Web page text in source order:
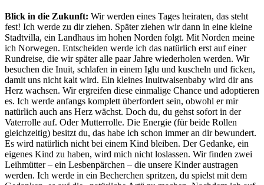
Blick in die Zukunft: Wir werden eines Tages heiraten, das steht
fest! Ich werde zu dir ziehen. Später ziehen wir dann in eine kleine
Stadtvilla, ein Landhaus im hohen Norden folgt. Mit Norden meine
ich Norwegen. Entscheiden werde ich das natürlich erst auf einer
Rundreise, die wir später alle paar Jahre wiederholen werden. Wir
besuchen die Inuit, schlafen in einem Iglu und kuscheln und ficken,
damit uns nicht kalt wird. Ein kleines Inuitwaisenbaby wird dir ans
Herz wachsen. Wir ergreifen diese einmalige Chance und adoptieren
es. Ich werde anfangs komplett überfordert sein, obwohl er mir
natürlich auch ans Herz wächst. Doch du, du gehst sofort in der
Vaterrolle auf. Oder Mutterrolle. Die Energie (für beide Rollen
gleichzeitig) besitzt du, das habe ich schon immer an dir bewundert.
Es wird natürlich nicht bei einem Kind bleiben. Der Gedanke, ein
eigenes Kind zu haben, wird mich nicht loslassen. Wir finden zwei
Leihmütter – ein Lesbenpärchen – die unsere Kinder austragen
werden. Ich werde in ein Becherchen spritzen, du spielst mit dem